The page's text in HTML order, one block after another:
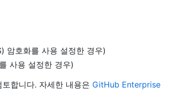
암호화를 사용 설정한 경우)
사용 설정한 경우)
합니다. 자세한 내용은 GitHub Enterprise